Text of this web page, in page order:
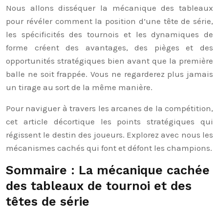
Nous allons disséquer la mécanique des tableaux
pour révéler comment la position d’une tête de série,
les spécificités des tournois et les dynamiques de
forme créent des avantages, des pièges et des
opportunités stratégiques bien avant que la première
balle ne soit frappée. Vous ne regarderez plus jamais
un tirage au sort de la même manière.
Pour naviguer à travers les arcanes de la compétition,
cet article décortique les points stratégiques qui
régissent le destin des joueurs. Explorez avec nous les
mécanismes cachés qui font et défont les champions.
Sommaire : La mécanique cachée
des tableaux de tournoi et des
têtes de série